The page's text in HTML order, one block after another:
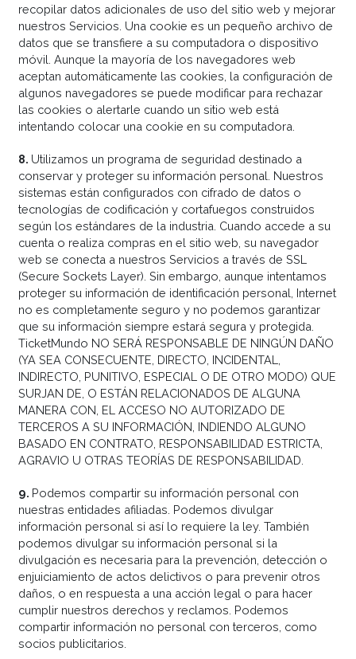
recopilar datos adicionales de uso del sitio web y mejorar
nuestros Servicios. Una cookie es un pequeño archivo de
datos que se transfiere a su computadora o dispositivo
móvil. Aunque la mayoría de los navegadores web
aceptan automáticamente las cookies, la configuración de
algunos navegadores se puede modificar para rechazar
las cookies o alertarle cuando un sitio web está
intentando colocar una cookie en su computadora.
8. Utilizamos un programa de seguridad destinado a
conservar y proteger su información personal. Nuestros
sistemas están configurados con cifrado de datos o
tecnologías de codificación y cortafuegos construidos
según los estándares de la industria. Cuando accede a su
cuenta o realiza compras en el sitio web, su navegador
web se conecta a nuestros Servicios a través de SSL
(Secure Sockets Layer). Sin embargo, aunque intentamos
proteger su información de identificación personal, Internet
no es completamente seguro y no podemos garantizar
que su información siempre estará segura y protegida.
TicketMundo NO SERÁ RESPONSABLE DE NINGÚN DAÑO
(YA SEA CONSECUENTE, DIRECTO, INCIDENTAL,
INDIRECTO, PUNITIVO, ESPECIAL O DE OTRO MODO) QUE
SURJAN DE, O ESTÁN RELACIONADOS DE ALGUNA
MANERA CON, EL ACCESO NO AUTORIZADO DE
TERCEROS A SU INFORMACIÓN, INDIENDO ALGUNO
BASADO EN CONTRATO, RESPONSABILIDAD ESTRICTA,
AGRAVIO U OTRAS TEORÍAS DE RESPONSABILIDAD.
9. Podemos compartir su información personal con
nuestras entidades afiliadas. Podemos divulgar
información personal si así lo requiere la ley. También
podemos divulgar su información personal si la
divulgación es necesaria para la prevención, detección o
enjuiciamiento de actos delictivos o para prevenir otros
daños, o en respuesta a una acción legal o para hacer
cumplir nuestros derechos y reclamos. Podemos
compartir información no personal con terceros, como
socios publicitarios.